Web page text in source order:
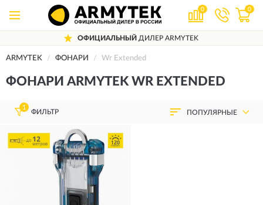
0 0
ОФИЦИАЛЬНЫЙ ДИЛЕР ARMYTEK
ARMYTEK ФОНАРИ Wr Extended
ФОНАРИ ARMYTEK WR EXTENDED
1
ФИЛЬТР ПОПУЛЯРНЫЕ